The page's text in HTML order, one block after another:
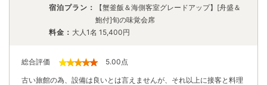
宿泊プラン：
【蟹釜飯＆海側客室グレードアップ】[舟盛＆
鮑付]旬の味覚会席
料金： 大人1名 15,400円
総合評価 5.00点
古い旅館の為、設備は良いとは言えませんが、それ以上に接客と料理